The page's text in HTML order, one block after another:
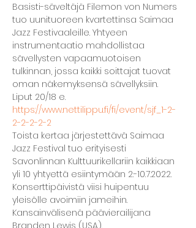
Basisti-säveltäjä Filemon von Numers
tuo uunituoreen kvartettinsa Saimaa
Jazz Festivaaleille. Yhtyeen
instrumentaatio mahdollistaa
sävellysten vapaamuotoisen
tulkinnan, jossa kaikki soittajat tuovat
oman näkemyksensä sävellyksiin.
Liput 20/18 e.
https://www.nettilippu.fi/fi/event/sjf_1-2-
2-2-2-2-2
Toista kertaa järjestettävä Saimaa
Jazz Festival tuo erityisesti
Savonlinnan Kulttuurikellariin kaikkiaan
yli 10 yhtyettä esiintymään 2.-10.7.2022.
Konserttipäivistä viisi huipentuu
yleisölle avoimiin jameihin.
Kansainvälisenä päävierailijana
Branden Lewis (USA).